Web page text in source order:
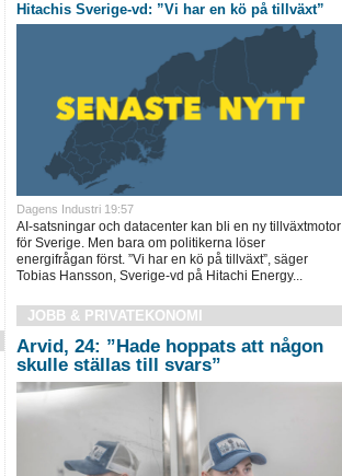
Hitachis Sverige-vd: ”Vi har en kö på tillväxt”
Dagens Industri 19:57
AI-satsningar och datacenter kan bli en ny tillväxtmotor
för Sverige. Men bara om politikerna löser
energifrågan först. ”Vi har en kö på tillväxt”, säger
Tobias Hansson, Sverige-vd på Hitachi Energy...
JOBB & PRIVATEKONOMI
Arvid, 24: ”Hade hoppats att någon
skulle ställas till svars”